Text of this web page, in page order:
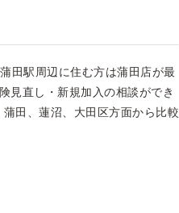
田駅周辺に住む方は蒲田店が最
見直し・新規加入の相談ができ
田、蓮沼、大田区方面から比較